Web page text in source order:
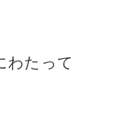
わたって